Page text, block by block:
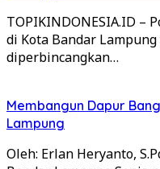
TOPIKINDONESIA.ID –
di Kota Bandar
diperbincangkan…
Membangun Dapur
Lampung
Oleh: Erlan Heryanto,